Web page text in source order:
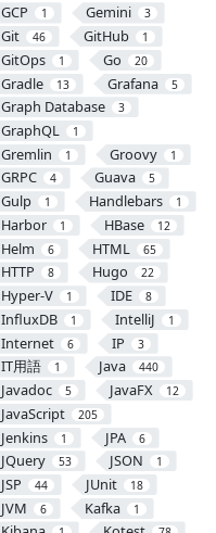
GCP 1 Gemini 3
Git 46 GitHub 1
GitOps 1 Go 20
Gradle 13 Grafana 5
Graph Database 3
GraphQL 1
Gremlin 1 Groovy 1
GRPC 4 Guava 5
Gulp 1 Handlebars 1
Harbor 1 HBase 12
Helm 6 HTML 65
HTTP 8 Hugo 22
Hyper-V 1 IDE 8
InfluxDB 1 IntelliJ 1
Internet 6 IP 3
IT用語 1 Java 440
Javadoc 5 JavaFX 12
JavaScript 205
Jenkins 1 JPA 6
JQuery 53 JSON 1
JSP 44 JUnit 18
JVM 6 Kafka 1